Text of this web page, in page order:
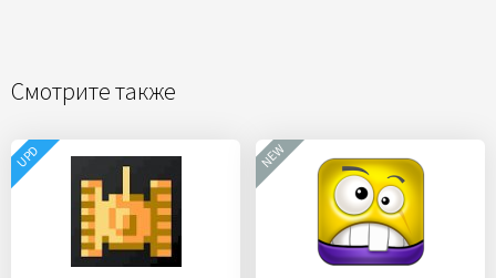
Смотрите также
UPD NEW